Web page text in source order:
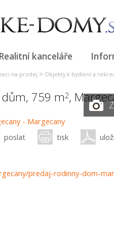
Realitní kanceláře
na prodej > Objekty k bydlení a
759 m2,
poslat tisk